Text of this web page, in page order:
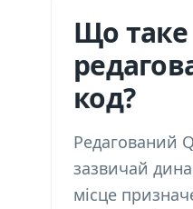
Що таке
код?
Редагований
зазвичай
місце